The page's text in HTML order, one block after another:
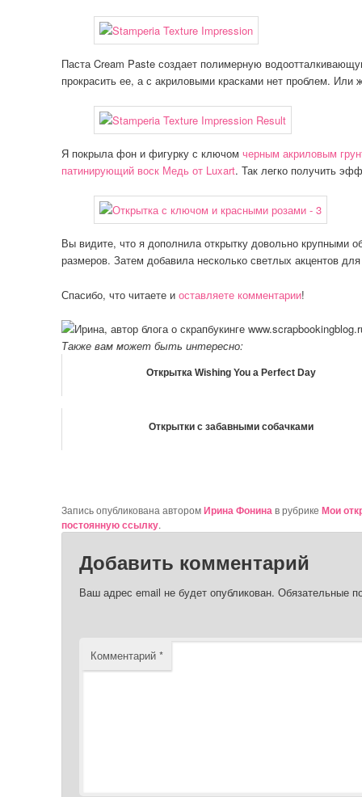
Паста Cream Paste создает полимерную
прокрасить ее, а с акриловыми красками нет проблем. Или
Я покрыла фон и фигурку с ключом черным акриловым
патинирующий воск Медь от Luxart. Так легко получить
Вы видите, что я дополнила открытку довольно крупными
размеров. Затем добавила несколько светлых акцентов
Спасибо, что читаете и оставляете комментарии!
Также вам может быть интересно:
Открытка Wishing You a Perfect Day
Открытки с забавными собачками
Запись опубликована авторомИрина Фонинав рубрике Мои
постоянную ссылку.
Добавить комментарий
Ваш адрес email не будет опубликован. Обязательные
Комментарий*